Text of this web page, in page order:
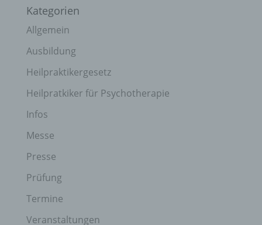
Kategorien
Allgemein
Ausbildung
Heilpraktikergesetz
Heilpratkiker für Psychotherapie
Infos
Messe
Presse
Prüfung
Termine
Veranstaltungen